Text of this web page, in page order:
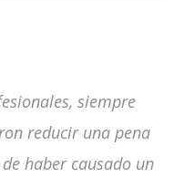
siempre
reducir una pena
haber causado un